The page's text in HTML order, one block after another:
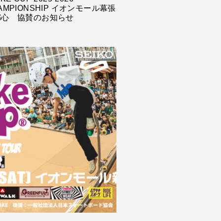
イオンモール幕張
心 協賛のお知らせ